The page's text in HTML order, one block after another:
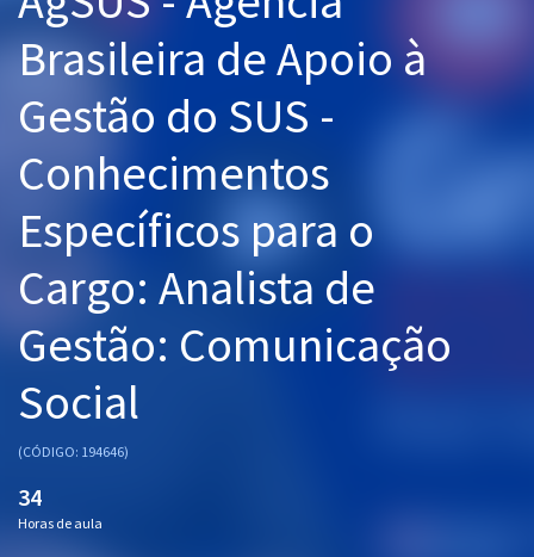
Graduação
OAB
Mentorias
Questões grátis
Conteúdo gratuito
Brasileira de Apoio à
Gestão do SUS -
Conhecimentos
Específicos para o
Cargo: Analista de
Gestão: Comunicação
Social
(CÓDIGO: 194646)
34
Horas de aula